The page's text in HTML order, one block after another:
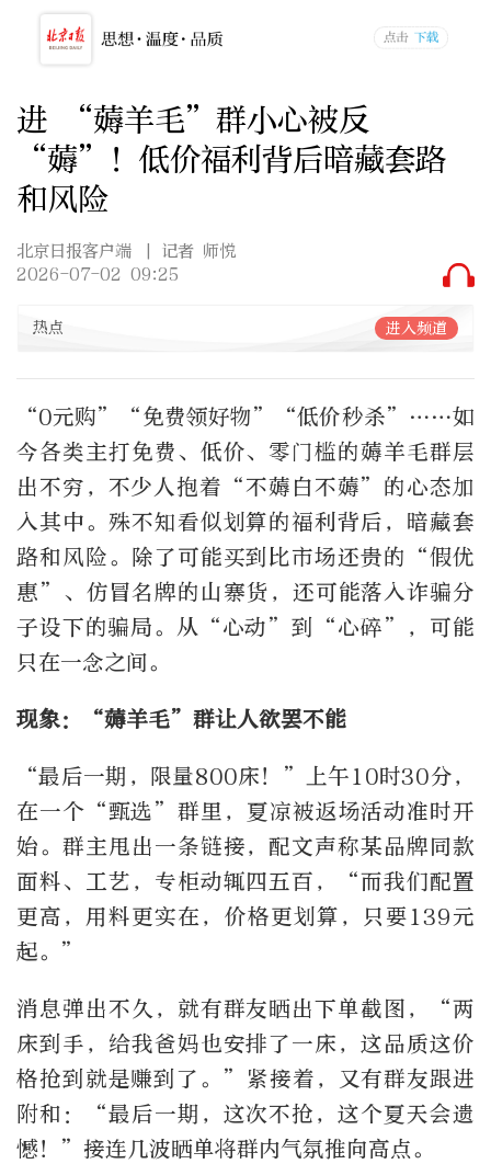
进 “薅羊毛”群小心被反
“薅”！低价福利背后暗藏套路
和风险
北京日报客户端
| 记者 师悦
2026-07-02 09:25
热点 进入频道
“0元购”“免费领好物”“低价秒杀”……如
今各类主打免费、低价、零门槛的薅羊毛群层
出不穷，不少人抱着 “不薅白不薅” 的心态加
入其中。殊不知看似划算的福利背后，暗藏套
路和风险。除了可能买到比市场还贵的
“假优
惠” 、仿冒名牌的山寨货，还可能落入诈骗分
子设下的骗局。从 “心动” 到 “心碎”
，可能
只在一念之间。
现象：“薅羊毛”群让人欲罢不能
“最后一期，限量800床！ ” 上午 10时30分，
在一个 “甄选” 群里，夏凉被返场活动准时开
始。群主甩出一条链接，配文声称某品牌同款
面料、工艺，专柜动辄四五百，
“而我们配置
更高，用料更实在，价格更划算，只要 139元
起。 ”
消息弹出不久，就有群友晒出下单截图， “两
床到手，给我爸妈也安排了一床，这品质这价
格抢到就是赚到了。 ”
紧接着，又有群友跟进
附和：
“最后一期，这次不抢，这个夏天会遗
憾！ ” 接连几波晒单将群内气氛推向高点。